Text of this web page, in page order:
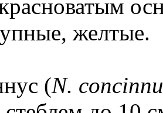
желтые.
(N.